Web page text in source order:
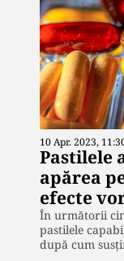
10 Apr. 2023,
Pastilele
apărea
efecte
În următorii
pastilele
după cum